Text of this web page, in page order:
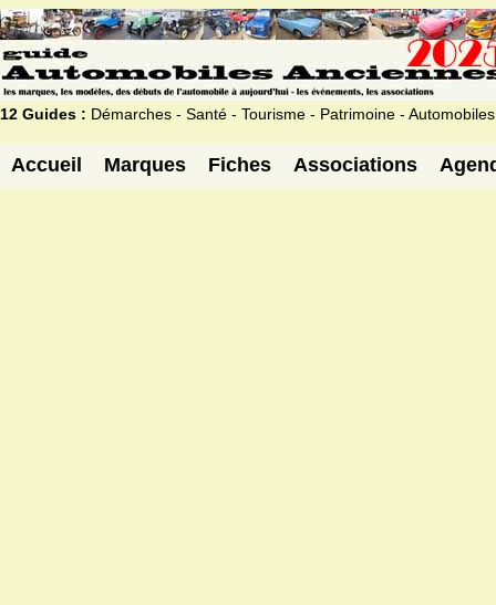
12 Guides : Démarches - Santé - Tourisme - Patrimoine - Automobiles
Accueil Marques Fiches Associations